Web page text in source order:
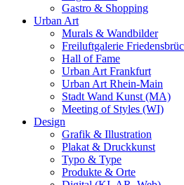
Gastro & Shopping
Urban Art
Murals & Wandbilder
Freiluftgalerie
Hall of Fame
Urban Art Frankfurt
Urban Art Rhein-Main
Stadt Wand Kunst (MA)
Meeting of Styles (WI)
Design
Grafik & Illustration
Plakat & Druckkunst
Typo & Type
Produkte & Orte